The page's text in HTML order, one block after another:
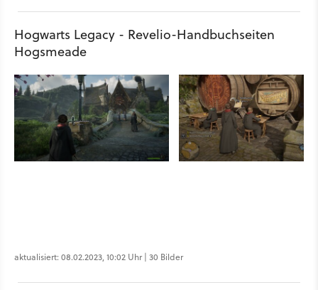
Hogwarts Legacy - Revelio-Handbuchseiten
Hogsmeade
aktualisiert: 08.02.2023, 10:02 Uhr | 30 Bilder